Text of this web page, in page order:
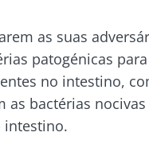
as suas
patogénicas
no intestino,
as bactérias
intestino.
um
em
vivos,
fresco